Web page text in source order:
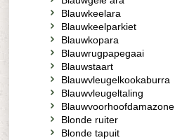
Blauwkeelara
Blauwkeelparkiet
Blauwkopara
Blauwrugpapegaai
Blauwstaart
Blauwvleugelkookaburra
Blauwvleugeltaling
Blauwvoorhoofdamazone
Blonde ruiter
Blonde tapuit